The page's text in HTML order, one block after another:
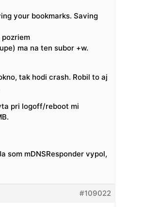
your bookmarks. Saving
ma na ten subor +w.
tak hodi crash. Robil to aj
pri logoff/reboot mi
som mDNSResponder vypol,
#109022